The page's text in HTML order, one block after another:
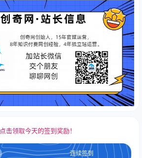
点击领取今天的签到奖励！
连续签到